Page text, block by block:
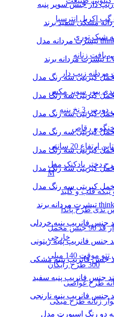
گپ اکریل انترسیا
شیک توری
بافت زنانه
زیپ دار
پیور سوپر مکس
نخ پنبه
و رقاص
20 سانتی
دختر بادکنک مدل
M
قلب و کلید
تدی طرح پاندا
هودی کلاه دار قد 90 جنس مخمل
خارجی
اسپری تتو موقت 140 میلی ROLS با
300 طرح رایگان
طرح غواصی
زنانه طرح میکی
دار جنس سوپر پنبه
جنس فانریپ پنبه خردلی
جنس فانریپ پنبه زیتونی
جنس فانریپ پنبه مشکی
جنس فانریپ پنبه سفید
جنس فانریپ پنبه نارنجی